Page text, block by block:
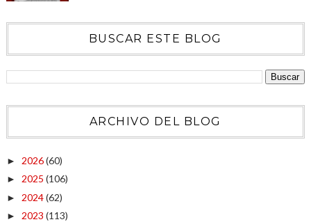
BUSCAR ESTE BLOG
ARCHIVO DEL BLOG
► 2026(60)
► 2025 (106)
► 2024(62)
► 2023 (113)